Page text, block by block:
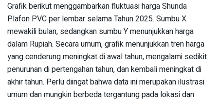
Grafik berikut menggambarkan fluktuasi harga Shunda
Plafon PVC per lembar selama Tahun 2025. Sumbu X
mewakili bulan, sedangkan sumbu Y menunjukkan harga
dalam Rupiah. Secara umum, grafik menunjukkan tren harga
yang cenderung meningkat di awal tahun, mengalami sedikit
penurunan di pertengahan tahun, dan kembali meningkat di
akhir tahun. Perlu diingat bahwa data ini merupakan ilustrasi
umum dan mungkin berbeda tergantung pada lokasi dan